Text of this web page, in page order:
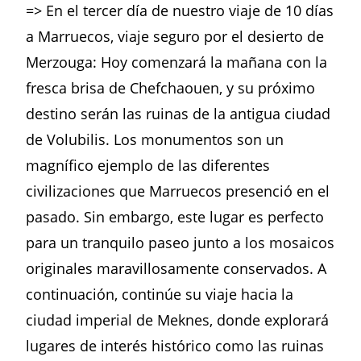
=> En el tercer día de nuestro viaje de 10 días
a Marruecos, viaje seguro por el desierto de
Merzouga: Hoy comenzará la mañana con la
fresca brisa de Chefchaouen, y su próximo
destino serán las ruinas de la antigua ciudad
de Volubilis. Los monumentos son un
magnífico ejemplo de las diferentes
civilizaciones que Marruecos presenció en el
pasado. Sin embargo, este lugar es perfecto
para un tranquilo paseo junto a los mosaicos
originales maravillosamente conservados. A
continuación, continúe su viaje hacia la
ciudad imperial de Meknes, donde explorará
lugares de interés histórico como las ruinas